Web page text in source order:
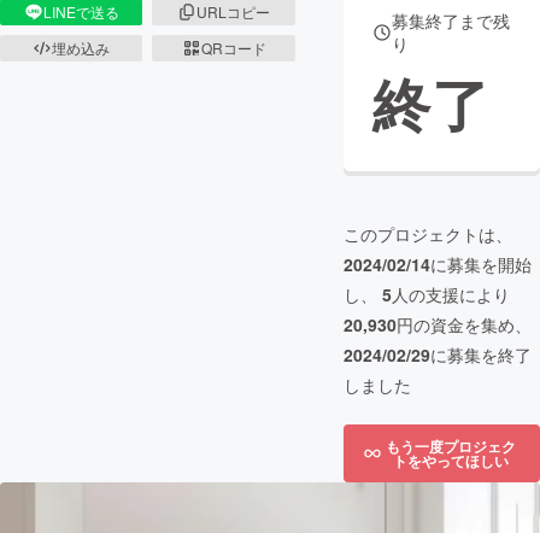
LINEで送る
URLコピー
埋め込み
QRコード
募集終了まで残
り
終了
このプロジェクトは、
2024/02/14に募集を開始
し、 5人の支援により
20,930円の資金を集め、
2024/02/29に募集を終了
しました
もう一度プロジェク
トをやってほしい